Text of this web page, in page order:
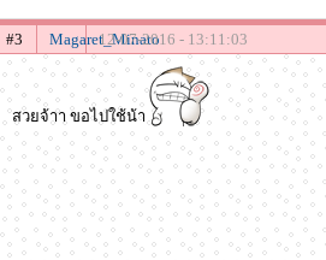
#3 Magaret_Minato
12-07-2016 - 13:11:03
สวยจ้าา ขอไปใช้น้า